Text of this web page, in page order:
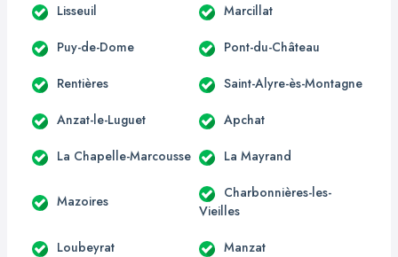
Lisseuil Marcillat
Puy-de-Dome Pont-du-Château
Rentières Saint-Alyre-ès-Montagne
Anzat-le-Luguet Apchat
La Chapelle-Marcousse La Mayrand
Mazoires
Charbonnières-les-
Vieilles
Loubeyrat Manzat